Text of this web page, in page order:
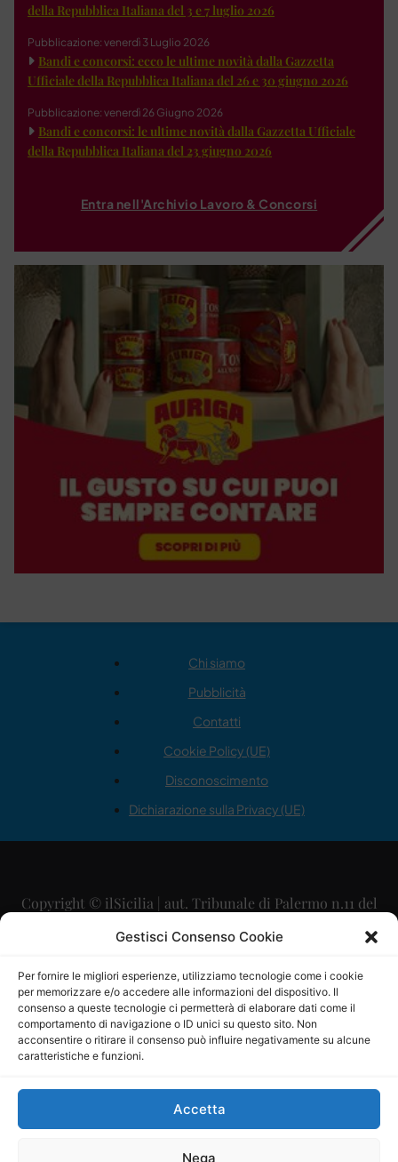
Gestisci Consenso Cookie
Per fornire le migliori esperienze, utilizziamo tecnologie come i cookie
per memorizzare e/o accedere alle informazioni del dispositivo. Il
consenso a queste tecnologie ci permetterà di elaborare dati come il
comportamento di navigazione o ID unici su questo sito. Non
acconsentire o ritirare il consenso può influire negativamente su alcune
caratteristiche e funzioni.
Accetta
Nega
della Repubblica Italiana del 3 e 7 luglio 2026
Pubblicazione: venerdì 3 Luglio 2026
Bandi e concorsi: ecco le ultime novità dalla Gazzetta
Ufficiale della Repubblica Italiana del 26 e 30 giugno 2026
Pubblicazione: venerdì 26 Giugno 2026
Bandi e concorsi: le ultime novità dalla Gazzetta Ufficiale
della Repubblica Italiana del 23 giugno 2026
Entra nell'Archivio Lavoro & Concorsi
Chi siamo
Pubblicità
Contatti
Cookie Policy (UE)
Disconoscimento
Dichiarazione sulla Privacy (UE)
Copyright © ilSicilia | aut. Tribunale di Palermo n.11 del
29/09/2015
Direttore Editoriale: Maurizio Scaglione
Direttore Responsabile: Maria Calabrese
P.IVA: 06334930820
Mercurio Comunicazione Società Cooperativa a r.l. è
iscritta al Registro degli Operatori di Comunicazione al